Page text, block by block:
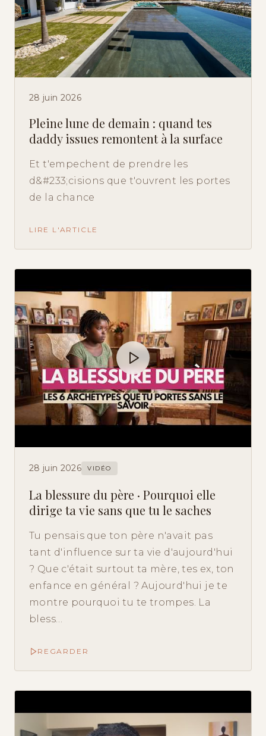
28 juin 2026
Pleine lune de demain : quand tes
daddy issues remontent à la surface
Et t'empechent de prendre les
d&#233;cisions que t'ouvrent les portes
de la chance
LIRE L'ARTICLE
28 juin 2026 VIDÉO
La blessure du père · Pourquoi elle
dirige ta vie sans que tu le saches
Tu pensais que ton père n'avait pas
tant d'influence sur ta vie d'aujourd'hui
? Que c'était surtout ta mère, tes ex, ton
enfance en général ? Aujourd'hui je te
montre pourquoi tu te trompes. La
bless…
REGARDER